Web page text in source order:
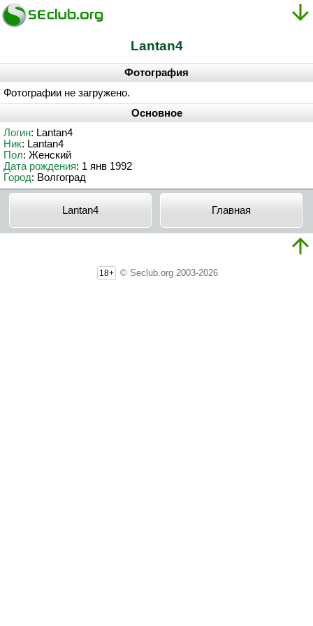
Lantan4
Фотография
Фотографии не загружено.
Основное
Логин: Lantan4
Ник: Lantan4
Пол: Женский
Дата рождения: 1 янв 1992
Город: Волгоград
Lantan4 Главная
18+ © Seclub.org 2003-2026